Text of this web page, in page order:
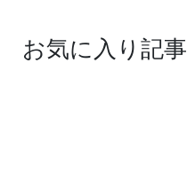
お気に入り記事